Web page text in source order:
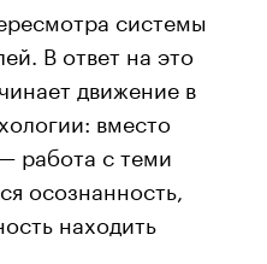
системы
В ответ на это
движение в
вместо
работа с теми
осознанность,
находить